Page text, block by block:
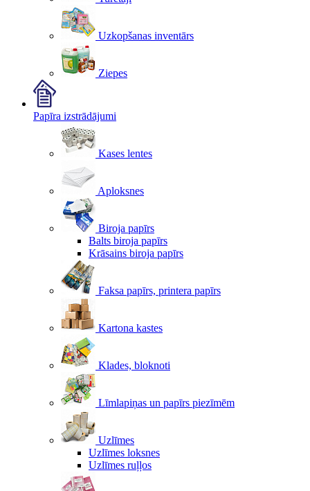
Uzkopšanas inventārs
Ziepes
Papīra izstrādājumi
Kases lentes
Aploksnes
Biroja papīrs
Balts biroja papīrs
Krāsains biroja papīrs
Faksa papīrs, printera papīrs
Kartona kastes
Klades, bloknoti
Līmlapiņas un papīrs piezīmēm
Uzlīmes
Uzlīmes loksnes
Uzlīmes ruļļos